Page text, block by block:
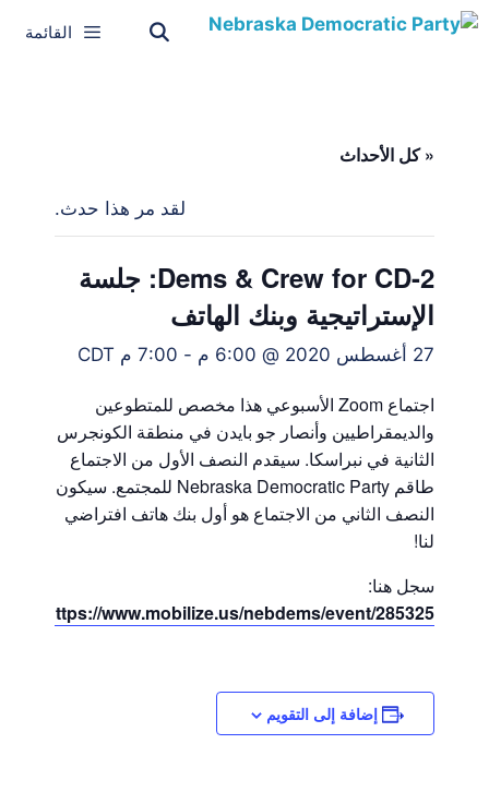
القائمة
« كل الأحداث
لقد مر هذا حدث.
Dems & Crew for CD-2: جلسة
الإستراتيجية وبنك الهاتف
27 أغسطس 2020 @ 6:00 م - 7:00 م CDT
اجتماع Zoom الأسبوعي هذا مخصص للمتطوعين
والديمقراطيين وأنصار جو بايدن في منطقة الكونجرس
الثانية في نبراسكا. سيقدم النصف الأول من الاجتماع
طاقم Nebraska Democratic Party للمجتمع. سيكون
النصف الثاني من الاجتماع هو أول بنك هاتف افتراضي
لنا!
سجل هنا:
https://www.mobilize.us/nebdems/event/285325/
إضافة إلى التقويم